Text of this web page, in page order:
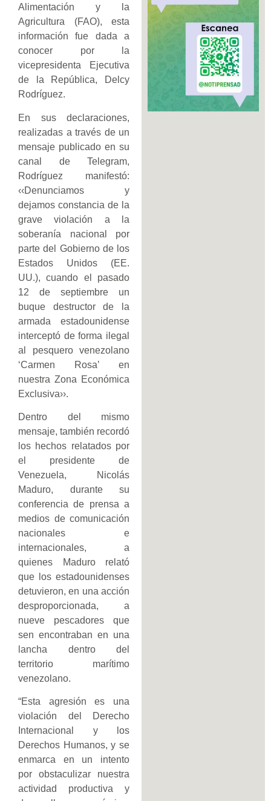
Alimentación y la
Agricultura (FAO), esta
información fue dada a
conocer por la
vicepresidenta Ejecutiva
de la República, Delcy
Rodríguez.
En sus declaraciones,
realizadas a través de un
mensaje publicado en su
canal de Telegram,
Rodríguez manifestó:
‹‹Denunciamos y
dejamos constancia de la
grave violación a la
soberanía nacional por
parte del Gobierno de los
Estados Unidos (EE.
UU.), cuando el pasado
12 de septiembre un
buque destructor de la
armada estadounidense
interceptó de forma ilegal
al pesquero venezolano
‘Carmen Rosa’ en
nuestra Zona Económica
Exclusiva››.
Dentro del mismo
mensaje, también recordó
los hechos relatados por
el presidente de
Venezuela, Nicolás
Maduro, durante su
conferencia de prensa a
medios de comunicación
nacionales e
internacionales, a
quienes Maduro relató
que los estadounidenses
detuvieron, en una acción
desproporcionada, a
nueve pescadores que
sen encontraban en una
lancha dentro del
territorio marítimo
venezolano.
“Esta agresión es una
violación del Derecho
Internacional y los
Derechos Humanos, y se
enmarca en un intento
por obstaculizar nuestra
actividad productiva y